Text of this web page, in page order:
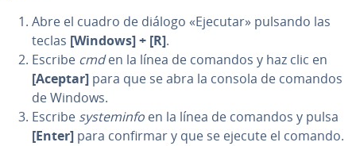
Abre el cuadro de diálogo «Ejecutar» pulsando las
teclas [Windows] + [R].
Escribe cmden la línea de comandos y haz clic en
[Aceptar] para que se abra la consola de comandos
de Windows.
Escribe sy­s­te­mi­n­fo en la línea de comandos y pulsa
[Enter] para confirmar y que se ejecute el comando.